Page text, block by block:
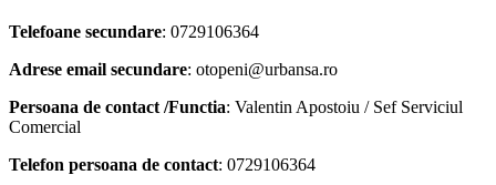
Telefoane secundare: 0729106364
Adrese email secundare: otopeni@urbansa.ro
Persoana de contact /Functia: Valentin Apostoiu / Sef Serviciul
Comercial
Telefon persoana de contact: 0729106364